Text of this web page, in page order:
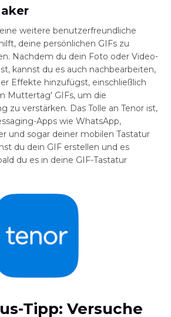
weitere benutzerfreundliche
deine persönlichen GIFs zu
Nachdem du dein Foto oder Video-
kannst du es auch nachbearbeiten,
Effekte hinzufügst, einschließlich
Muttertag' GIFs, um die
zu verstärken. Das Tolle an Tenor ist,
Apps wie WhatsApp,
und sogar deiner mobilen Tastatur
du dein GIF erstellen und es
du es in deine GIF-Tastatur
Tipp: Versuche